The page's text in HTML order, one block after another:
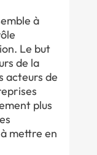
à
Le but
de la
acteurs de
plus
mettre en